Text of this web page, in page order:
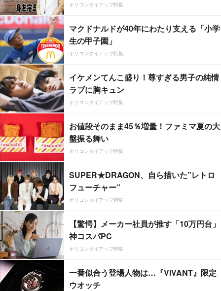
オリコンタイアップ特集
マクドナルドが40年にわたり支える「小学
生の甲子園」
オリコンタイアップ特集
イケメンてんこ盛り！尊すぎる男子の純情
ラブに胸キュン
オリコンタイアップ特集
お値段そのまま45％増量！ファミマ夏の大
盤振る舞い
オリコンタイアップ特集
SUPER★DRAGON、自ら描いた”レトロ
フューチャー”
オリコンタイアップ特集
【驚愕】メーカー社員が推す「10万円台」
神コスパPC
オリコンタイアップ特集
一番似合う登場人物は…『VIVANT』限定
ウオッチ